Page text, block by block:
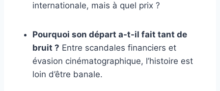
internationale, mais à quel prix ?
Pourquoi son départ a-t-il fait tant de
bruit ? Entre scandales financiers et
évasion cinématographique, l’histoire est
loin d’être banale.